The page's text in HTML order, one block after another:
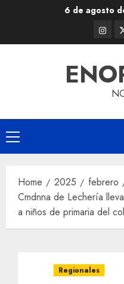
6 de agosto
Primary
Menu
Home 2025 febrero
Cmdnna de Lechería
a niños de primaria del
Regionales